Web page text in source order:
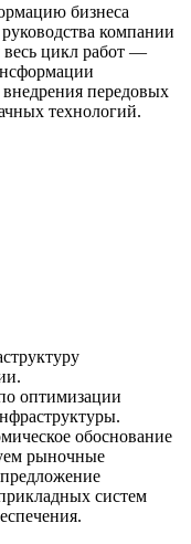
бизнеса
компании
цикл работ —
внедрения передовых
технологий.
оптимизации
.
обоснование
рыночные
систем